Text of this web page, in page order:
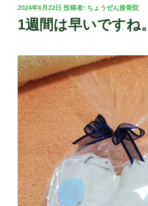
投
稿
日:
2024年6月22日 投稿者: ちょうぜん接骨院
1週間は早いですね。